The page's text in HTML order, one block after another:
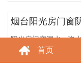
烟台阳光房门窗
阳光房门窗漏水、渗
首页